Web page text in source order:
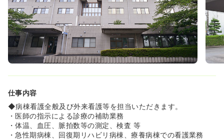
わせた働き方を相談可能です！
◆子育て支援を行っており、育児・介護休業の他、子の看
護の為の休暇、短時間勤務制度もあり、育児と仕事の両立
を目指す方を応援します。
◆また、パート勤務・時間短縮勤務（育児短時間勤務含
む）も人員状況に応じてご相談可能です。
≪地域医療への貢献とチーム医療を実感！≫
様一人ひとりに寄り添い、回復や地域生活への移行を支援
できます。
◆医師をはじめとする多職種との連携が密で、毎朝の全症
例カンファレンスなどで活発に意見交換しながらチーム医
療を実践できます！
仕事内容
◆病棟看護全般及び外来看護等を担当いただきます。
・医師の指示による診療の補助業務
・体温、血圧、脈拍数等の測定、検査 等
・急性期病棟、回復期リハビリ病棟、療養病棟での看護業務